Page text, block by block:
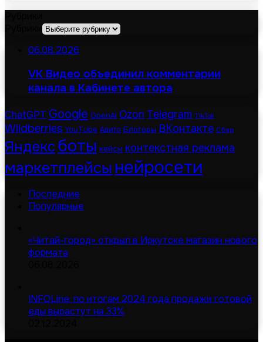
06.08.2026
VK Видео объединил комментарии
канала в Кабинете автора
ChatGPT Google OpenAI Ozon Telegram TikTok
Wildberries YouTube Авито Блогеры ВКонтакте Сбер
Яндексботы кейсы контекстная реклама
маркетплейсы нейросети
Последние
Популярные
«Читай-город» открыл в Иркутске магазин нового
формата
INFOLine: по итогам 2024 года продажи готовой
еды вырастут на 33%